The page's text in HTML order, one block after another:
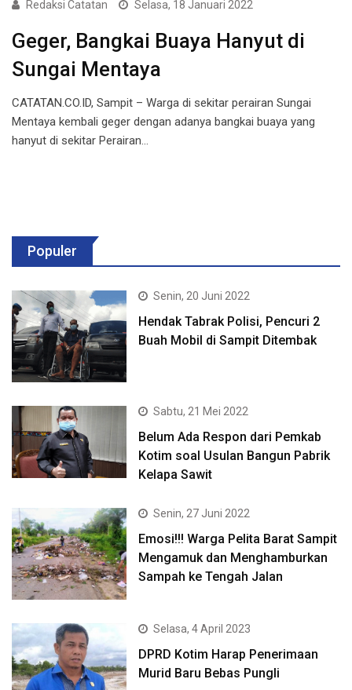
Redaksi Catatan Selasa, 18 Januari 2022
Geger, Bangkai Buaya Hanyut di
Sungai Mentaya
CATATAN.CO.ID, Sampit – Warga di sekitar perairan Sungai
Mentaya kembali geger dengan adanya bangkai buaya yang
hanyut di sekitar Perairan…
Populer
Senin, 20 Juni 2022
Hendak Tabrak Polisi, Pencuri 2
Buah Mobil di Sampit Ditembak
Sabtu, 21 Mei 2022
Belum Ada Respon dari Pemkab
Kotim soal Usulan Bangun Pabrik
Kelapa Sawit
Senin, 27 Juni 2022
Emosi!!! Warga Pelita Barat Sampit
Mengamuk dan Menghamburkan
Sampah ke Tengah Jalan
Selasa, 4 April 2023
DPRD Kotim Harap Penerimaan
Murid Baru Bebas Pungli